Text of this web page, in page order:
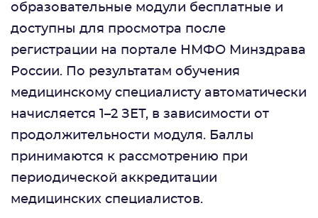
образовательные модули бесплатные и
доступны для просмотра после
регистрации на портале НМФО Минздрава
России. По результатам обучения
медицинскому специалисту автоматически
начисляется 1–2 ЗЕТ, в зависимости от
продолжительности модуля. Баллы
принимаются к рассмотрению при
периодической аккредитации
медицинских специалистов.